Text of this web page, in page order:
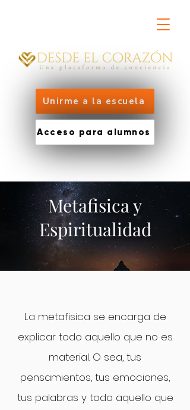
Unirme a la escuela
Acceso para alumnos
Metafisica y
Espiritualidad
La metafisica se encarga de
explicar todo aquello que no es
material. O sea, tus
pensamientos, tus emociones,
tus palabras y todo aquello que